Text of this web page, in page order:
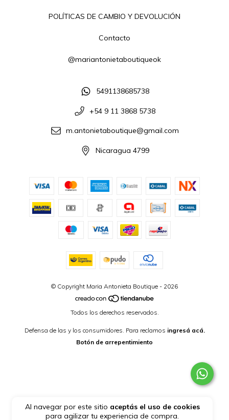
Al navegar por este sitio aceptás el uso de cookies
para agilizar tu experiencia de compra.
POLÍTICAS DE CAMBIO Y DEVOLUCIÓN
Contacto
@mariantonietaboutiqueok
5491138685738
+54 9 11 3868 5738
m.antonietaboutique@gmail.com
Nicaragua 4799
© Copyright Maria Antonieta Boutique - 2026
Todos los derechos reservados.
Defensa de las y los consumidores. Para reclamos ingresá acá.
Botón de arrepentimiento